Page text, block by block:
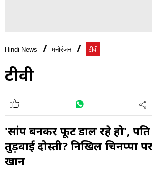
Hindi News मनोरंजन टीवी
टीवी
'सांप बनकर फूट डाल रहे हो',
तुड़वाई दोस्ती? निखिल चिनप्पा
खान